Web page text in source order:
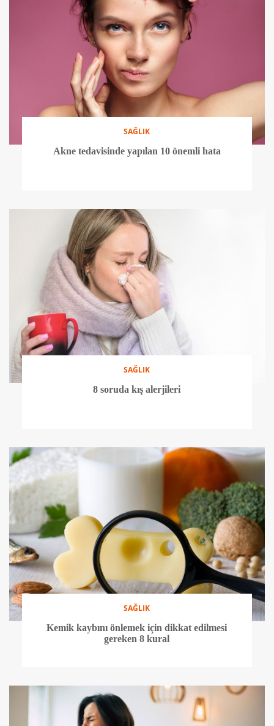
SAĞLIK
Akne tedavisinde yapılan 10 önemli hata
SAĞLIK
8 soruda kış alerjileri
SAĞLIK
Kemik kaybını önlemek için dikkat edilmesi
gereken 8 kural